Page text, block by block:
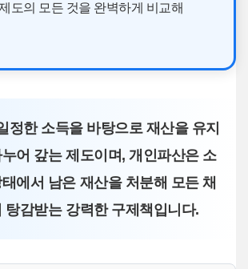
도의 모든 것을 완벽하게 비교해
정한 소득을 바탕으로 재산을 유지
어 갚는 제도이며, 개인파산은 소
에서 남은 재산을 처분해 모든 채
탕감받는 강력한 구제책입니다.